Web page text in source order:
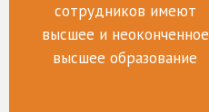
сотрудников имеют
высшее и неоконченное
высшее образование